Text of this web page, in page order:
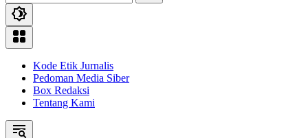
Kode Etik Jurnalis
Pedoman Media Siber
Box Redaksi
Tentang Kami